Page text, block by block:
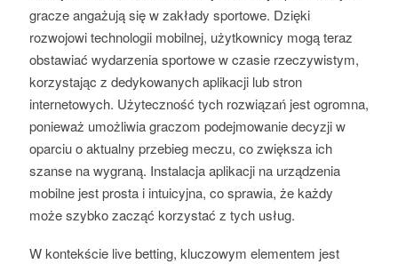
gracze angażują się w zakłady sportowe. Dzięki
rozwojowi technologii mobilnej, użytkownicy mogą teraz
obstawiać wydarzenia sportowe w czasie rzeczywistym,
korzystając z dedykowanych aplikacji lub stron
internetowych. Użyteczność tych rozwiązań jest ogromna,
ponieważ umożliwia graczom podejmowanie decyzji w
oparciu o aktualny przebieg meczu, co zwiększa ich
szanse na wygraną. Instalacja aplikacji na urządzenia
mobilne jest prosta i intuicyjna, co sprawia, że każdy
może szybko zacząć korzystać z tych usług.
W kontekście live betting, kluczowym elementem jest